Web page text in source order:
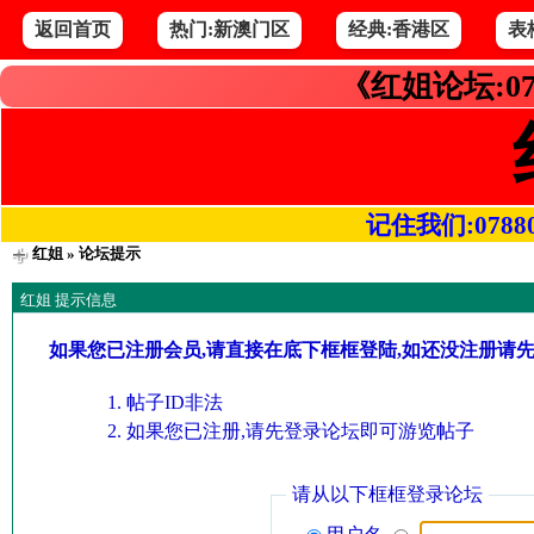
返回首页 热门:新澳门区 经典:香港区 表
《红姐论坛
记住我们
红姐» 论坛提示
红姐 提示信息
如果您已注册会员,请直接在底下框框登陆,如还没注册请
帖子ID非法
如果您已注册,请先登录论坛即可游览帖子
请从以下框框登录论坛